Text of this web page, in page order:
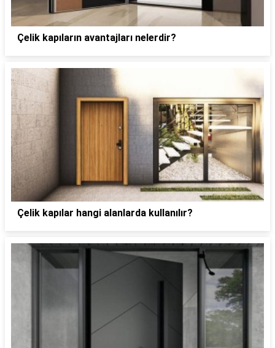
Çelik kapıların avantajları nelerdir?
Çelik kapılar hangi alanlarda kullanılır?